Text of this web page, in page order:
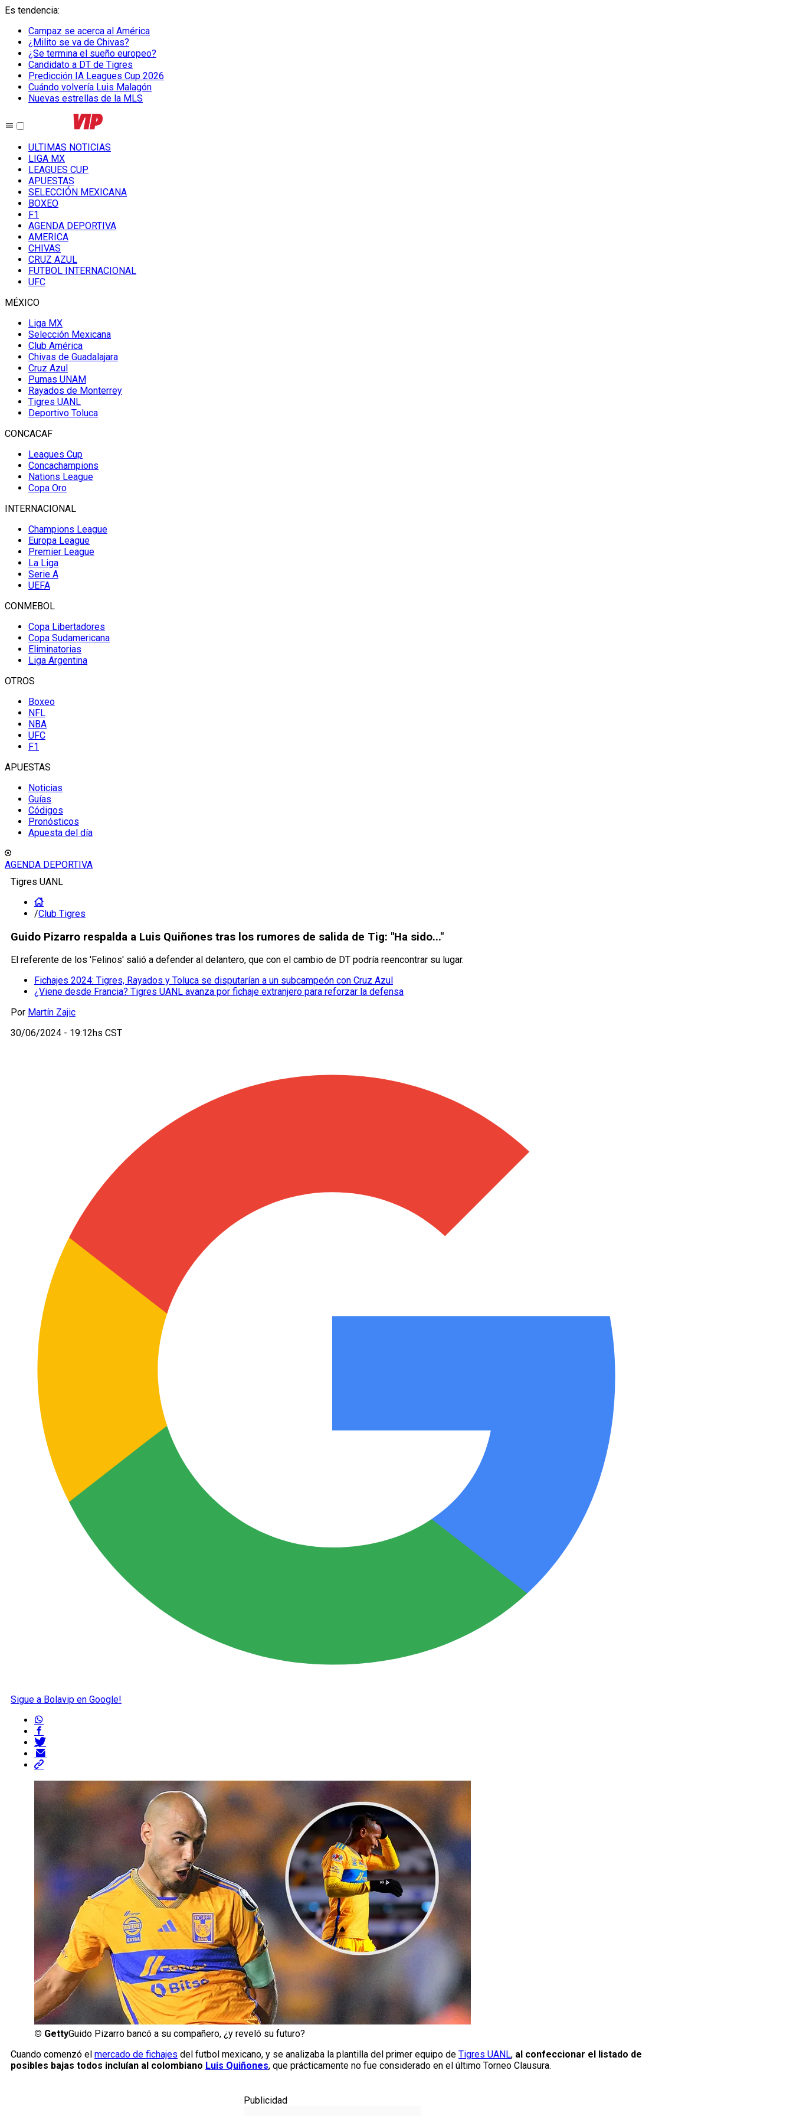
Es tendencia:
Campaz se acerca al América
¿Milito se va de Chivas?
¿Se termina el sueño europeo?
Candidato a DT de Tigres
Predicción IA Leagues Cup 2026
Cuándo volvería Luis Malagón
Nuevas estrellas de la MLS
ULTIMAS NOTICIAS
LIGA MX
LEAGUES CUP
APUESTAS
SELECCIÓN MEXICANA
BOXEO
F1
AGENDA DEPORTIVA
AMERICA
CHIVAS
CRUZ AZUL
FUTBOL INTERNACIONAL
UFC
MÉXICO
Liga MX
Selección Mexicana
Club América
Chivas de Guadalajara
Cruz Azul
Pumas UNAM
Rayados de Monterrey
Tigres UANL
Deportivo Toluca
CONCACAF
Leagues Cup
Concachampions
Nations League
Copa Oro
INTERNACIONAL
Champions League
Europa League
Premier League
La Liga
Serie A
UEFA
CONMEBOL
Copa Libertadores
Copa Sudamericana
Eliminatorias
Liga Argentina
OTROS
Boxeo
NFL
NBA
UFC
F1
APUESTAS
Noticias
Guías
Códigos
Pronósticos
Apuesta del día
AGENDA DEPORTIVA
Tigres UANL
/Club Tigres
Guido Pizarro respalda a Luis Quiñones tras los rumores de salida de Tig: "Ha sido..."
El referente de los 'Felinos' salió a defender al delantero, que con el cambio de DT podría reencontrar su lugar.
Fichajes 2024: Tigres, Rayados y Toluca se disputarían a un subcampeón con Cruz Azul
¿Viene desde Francia? Tigres UANL avanza por fichaje extranjero para reforzar la defensa
Por Martín Zajic
30/06/2024 - 19:12hs CST
Sigue a Bolavip en Google!
© GettyGuido Pizarro bancó a su compañero, ¿y reveló su futuro?
Cuando comenzó el mercado de fichajes del futbol mexicano, y se analizaba la plantilla del primer equipo de Tigres UANL, al confeccionar el listado de
posibles bajas todos incluían al colombiano Luis Quiñones, que prácticamente no fue considerado en el último Torneo Clausura.
Publicidad